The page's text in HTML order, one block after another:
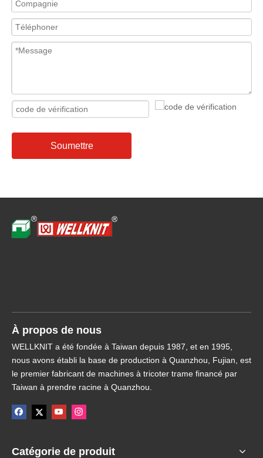
Soumettre
À propos de nous
WELLKNIT a été fondée à Taiwan depuis 1987, et en 1995,
nous avons établi la base de production à Quanzhou, Fujian, est
le premier fabricant de machines à tricoter trame financé par
Taiwan à prendre racine à Quanzhou.
Catégorie de produit